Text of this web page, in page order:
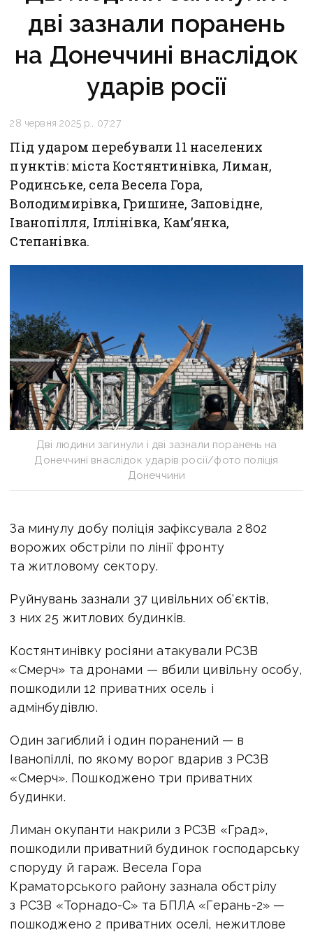
дві зазнали поранень
на Донеччині внаслідок
ударів росії
28 червня 2025 р., 07:27
Під ударом перебували 11 населених
пунктів: міста Костянтинівка, Лиман,
Родинське, села Весела Гора,
Володимирівка, Гришине, Заповідне,
Іванопілля, Іллінівка, Кам’янка,
Степанівка.
Дві людини загинули і дві зазнали поранень на
Донеччині внаслідок ударів росії/фото поліція
Донеччини
За минулу добу поліція зафіксувала 2 802
ворожих обстріли по лінії фронту
та житловому сектору.
Руйнувань зазнали 37 цивільних об'єктів,
з них 25 житлових будинків.
Костянтинівку росіяни атакували РСЗВ
«Смерч» та дронами — вбили цивільну особу,
пошкодили 12 приватних осель і
адмінбудівлю.
Один загиблий і один поранений — в
Іванопіллі, по якому ворог вдарив з РСЗВ
«Смерч». Пошкоджено три приватних
будинки.
Лиман окупанти накрили з РСЗВ «Град»,
пошкодили приватний будинок господарську
споруду й гараж. Весела Гора
Краматорського району зазнала обстрілу
з РСЗВ «Торнадо-С» та БПЛА «Герань-2» —
пошкоджено 2 приватних оселі, нежитлове